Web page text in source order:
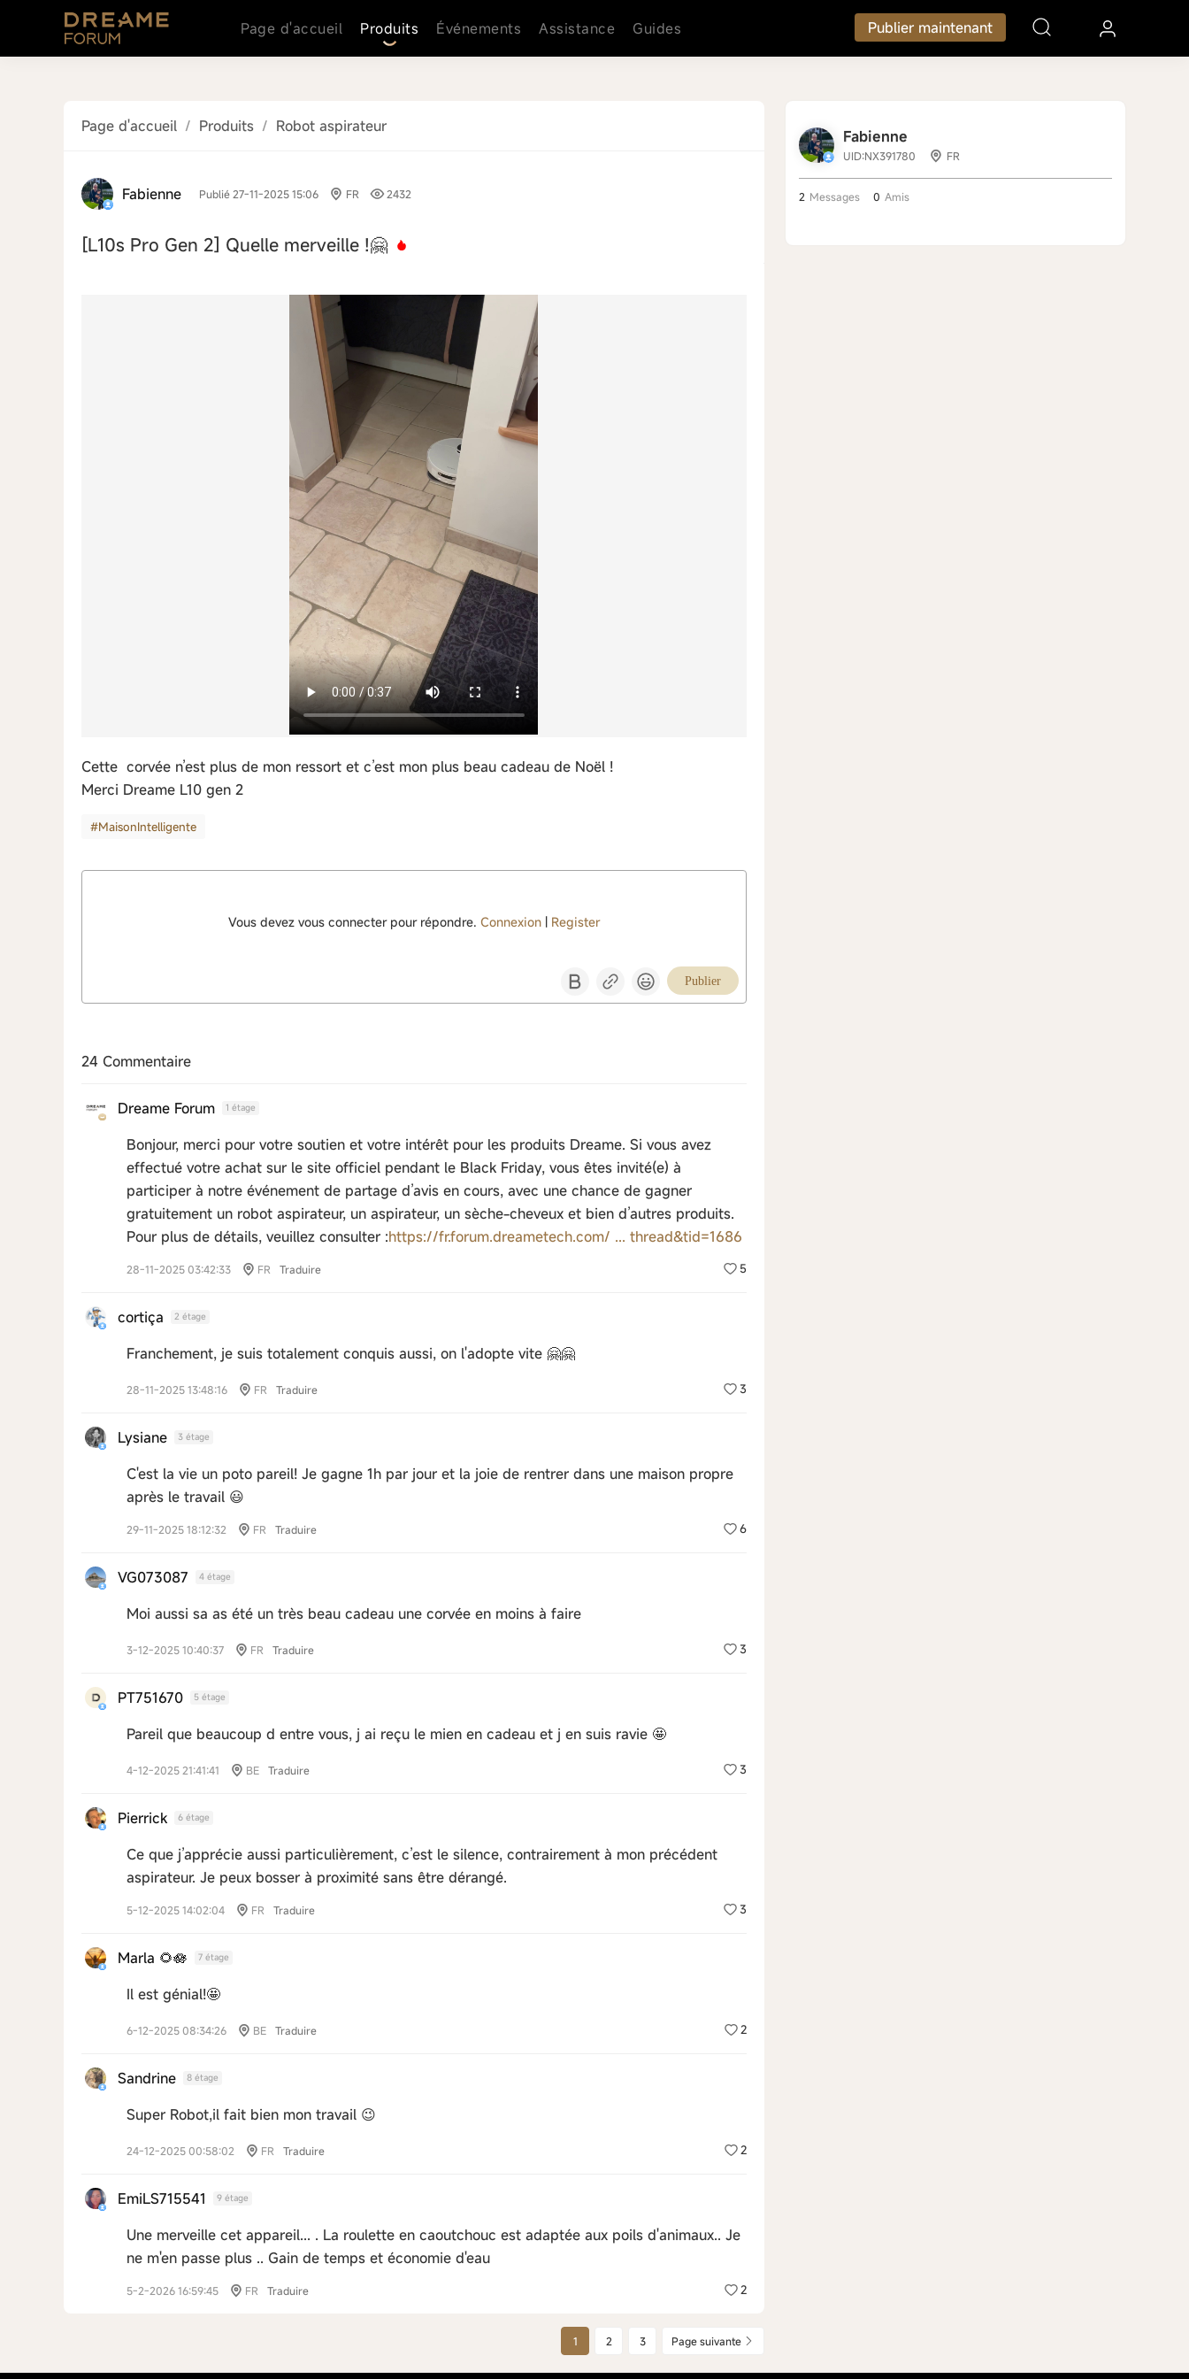
Page d'accueil Produits Événements Assistance Guides Publier maintenant
Page d'accueil / Produits / Robot aspirateur
Fabienne Publié 27-11-2025 15:06 FR 2432
[L10s Pro Gen 2] Quelle merveille !🤗
Cette corvée n’est plus de mon ressort et c’est mon plus beau cadeau de Noël !
Merci Dreame L10 gen 2
#MaisonIntelligente
Vous devez vous connecter pour répondre. Connexion | Register
Publier
24 Commentaire
Dreame Forum 1 étage
Bonjour, merci pour votre soutien et votre intérêt pour les produits Dreame. Si vous avez
effectué votre achat sur le site officiel pendant le Black Friday, vous êtes invité(e) à
participer à notre événement de partage d’avis en cours, avec une chance de gagner
gratuitement un robot aspirateur, un aspirateur, un sèche-cheveux et bien d’autres produits.
Pour plus de détails, veuillez consulter :https://fr.forum.dreametech.com/ ... thread&tid=1686
5
28-11-2025 03:42:33 FR Traduire
cortiça 2 étage
Franchement, je suis totalement conquis aussi, on l'adopte vite 🤗🤗
3
28-11-2025 13:48:16 FR Traduire
Lysiane 3 étage
C'est la vie un poto pareil! Je gagne 1h par jour et la joie de rentrer dans une maison propre
après le travail 😃
6
29-11-2025 18:12:32 FR Traduire
VG073087 4 étage
Moi aussi sa as été un très beau cadeau une corvée en moins à faire
3
3-12-2025 10:40:37 FR Traduire
PT751670 5 étage
Pareil que beaucoup d entre vous, j ai reçu le mien en cadeau et j en suis ravie 🤩
3
4-12-2025 21:41:41 BE Traduire
Pierrick 6 étage
Ce que j’apprécie aussi particulièrement, c’est le silence, contrairement à mon précédent
aspirateur. Je peux bosser à proximité sans être dérangé.
3
5-12-2025 14:02:04 FR Traduire
Marla 🌻🪷 7 étage
Il est génial!🤩
2
6-12-2025 08:34:26 BE Traduire
Sandrine 8 étage
Super Robot,il fait bien mon travail 😉
2
24-12-2025 00:58:02 FR Traduire
EmiLS715541 9 étage
Une merveille cet appareil... . La roulette en caoutchouc est adaptée aux poils d'animaux.. Je
ne m'en passe plus .. Gain de temps et économie d'eau
2
5-2-2026 16:59:45 FR Traduire
1 2 3 Page suivante
Fabienne
UID:NX391780 FR
2 Messages 0 Amis